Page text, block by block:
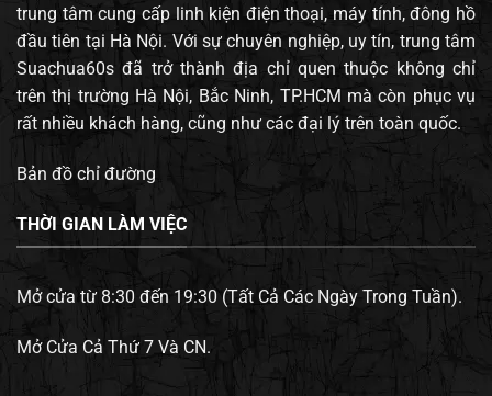
trung tâm cung cấp linh kiện điện thoại, máy tính, đông hồ
đầu tiên tại Hà Nội. Với sự chuyên nghiệp, uy tín, trung tâm
Suachua60s đã trở thành địa chỉ quen thuộc không chỉ
trên thị trường Hà Nội, Bắc Ninh, TP.HCM mà còn phục vụ
rất nhiều khách hàng, cũng như các đại lý trên toàn quốc.
Bản đồ chỉ đường
THỜI GIAN LÀM VIỆC
Mở cửa từ 8:30 đến 19:30 (Tất Cả Các Ngày Trong Tuần).
Mở Cửa Cả Thứ 7 Và CN.